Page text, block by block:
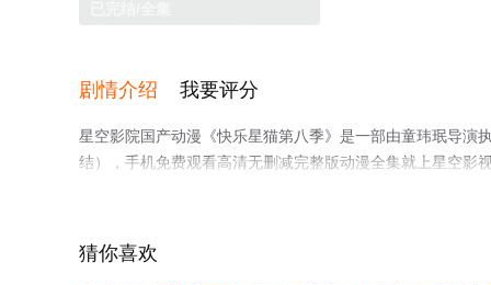
剧情介绍 我要评分
星空影院国产动漫《快乐星猫第八季》是一部由童玮珉导演
结），手机免费观看高清无删减完整版动漫全集就上星空影
猜你喜欢